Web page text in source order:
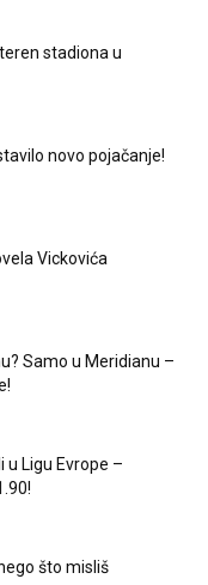
stadiona u
novo pojačanje!
Vickovića
Samo u Meridianu –
u Ligu Evrope –
što misliš